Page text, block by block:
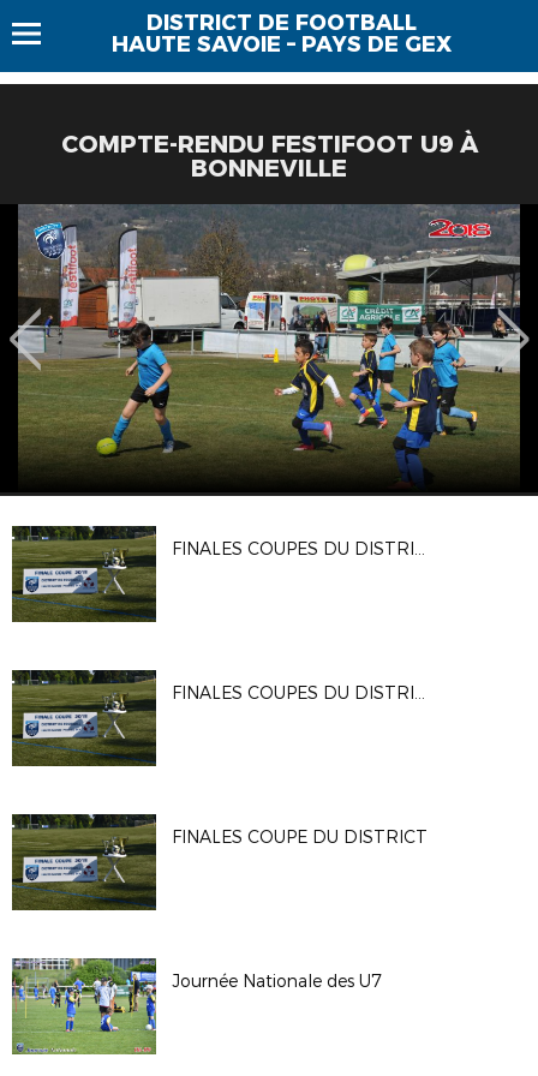
DISTRICT DE FOOTBALL
HAUTE SAVOIE – PAYS DE GEX
COMPTE-RENDU FESTIFOOT U9 À
BONNEVILLE
FINALES COUPES DU DISTRICT
FINALES COUPES DU DISTRICT
FINALES COUPE DU DISTRICT
Journée Nationale des U7